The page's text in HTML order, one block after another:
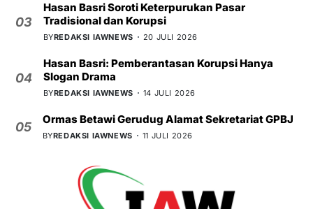
03
Hasan Basri Soroti Keterpurukan Pasar
Tradisional dan Korupsi
BYREDAKSI IAWNEWS 20 JULI 2026
04
Hasan Basri: Pemberantasan Korupsi Hanya
Slogan Drama
BYREDAKSI IAWNEWS 14 JULI 2026
05
Ormas Betawi Gerudug Alamat Sekretariat GPBJ
BYREDAKSI IAWNEWS 11 JULI 2026